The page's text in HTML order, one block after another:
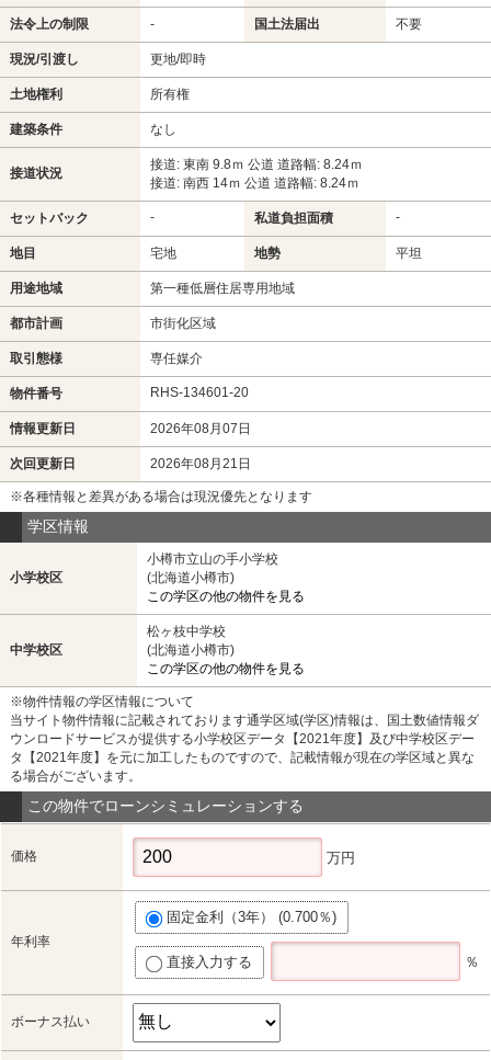
法令上の制限 - 国土法届出 不要
現況/引渡し 更地/即時
土地権利 所有権
建築条件 なし
接道状況
接道: 東南 9.8ｍ 公道 道路幅: 8.24ｍ
接道: 南西 14ｍ 公道 道路幅: 8.24ｍ
セットバック - 私道負担面積 -
地目 宅地 地勢 平坦
用途地域 第一種低層住居専用地域
都市計画 市街化区域
取引態様 専任媒介
物件番号 RHS-134601-20
情報更新日 2026年08月07日
次回更新日 2026年08月21日
※各種情報と差異がある場合は現況優先となります
学区情報
小学校区
小樽市立山の手小学校
(北海道小樽市)
この学区の他の物件を見る
中学校区
松ヶ枝中学校
(北海道小樽市)
この学区の他の物件を見る
※物件情報の学区情報について
当サイト物件情報に記載されております通学区域(学区)情報は、国土数値情報ダ
ウンロードサービスが提供する小学校区データ【2021年度】及び中学校区デー
タ【2021年度】を元に加工したものですので、記載情報が現在の学区域と異な
る場合がございます。
この物件でローンシミュレーションする
価格 万円
年利率
固定金利（3年） (0.700％)
直接入力する ％
ボーナス払い